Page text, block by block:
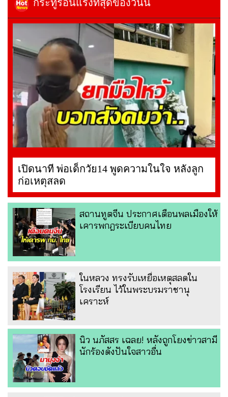
กระทู้ร้อนแรงที่สุดของวันนี้
เปิดนาที พ่อเด็กวัย14 พูดความในใจ หลังลูก
ก่อเหตุสลด
สถานทูตจีน ประกาศเตือนพลเมืองให้
เคารพกฎระเบียบคนไทย
ในหลวง ทรงรับเหยื่อเหตุสลดใน
โรงเรียน ไว้ในพระบรมราชานุ
เคราะห์
นิว นภัสสร เฉลย! หลังถูกโยงข่าวสามี
นักร้องดังปันใจสาวอื่น